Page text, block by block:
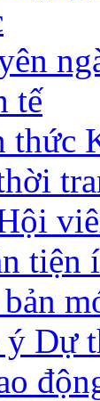
tế
thức
tiện
ý Dự